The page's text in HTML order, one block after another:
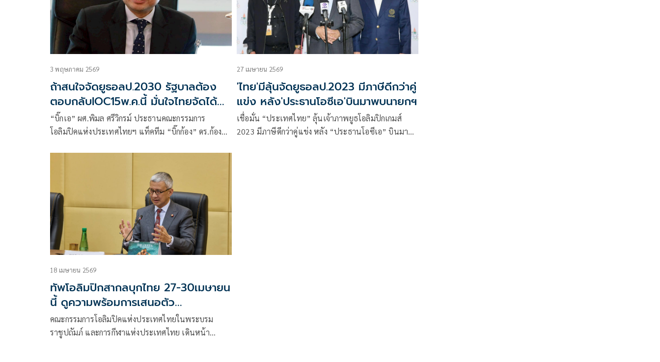
มากที่สุด โดยรัฐบาลให้เหตุผลว่า เงินค่าจัดที่ตั้งไว้
กว่า5,000ล้านบาท สูงเกินไป จนทำให้แฟนกีฬาชาวไทย
เสียดายโอกาสในครั้งนี้อย่างมากนั้น
3 พฤษภาคม 2569
ถ้าสนใจจัดยูธอลป.2030 รัฐบาลต้อง
ตอบกลับIOC15พ.ค.นี้ มั่นใจไทยจัดได้
กำไรคืน'หมื่นล้าน'
“บิ๊กเอ” ผศ.พิมล ศรีวิกรม์ ประธานคณะกรรมการ
โอลิมปิคแห่งประเทศไทยฯ แท็คทีม “บิ๊กก้อง” ดร.ก้อง
เพื่อเป็นเจ้าภาพ “ยูธโอลิมปิกเกมส์ 2030” โดย 2 ปีแรก
จ่ายเพียงหลัก 10 ล้านเพื่อเลี่ยงกระทบวิกฤติเศรษฐกิจ
ของประเทศในเวลานี้ พร้อมให้นักวิชาการวิเคราะห์ไทย
ได้คืนกลับมาระดับ “หมื่นล้าน” บวกได้การสร้างค่านิยม
ให้กับเด็กเยาวชนในเรื่องการเล่นกีฬา เผย ไทยสอบผ่าน
ได้ A หมดหลังการตรวจสนามและความพร้อม รอเพียง
รัฐบาลไฟเขียวโดยไอโอซีตีกรอบ 15 พ.ค.นี้
27 เมษายน 2569
'ไทย'มีลุ้นจัดยูธอลป.2023 มีภาษีดีกว่าคู่
แข่ง หลัง'ประธานโอซีเอ'บินมาพบนายกฯ
เชื่อมั่น “ประเทศไทย” ลุ้นเจ้าภาพยูธโอลิมปิกเกมส์
2023 มีภาษีดีกว่าคู่แข่ง หลัง “ประธานโอซีเอ” บินมา
18 เมษายน 2569
ทัพโอลิมปิกสากลบุกไทย 27-30เมษายน
นี้ ดูความพร้อมการเสนอตัว
จัด'ยูธอลป.2030'
คณะกรรมการโอลิมปิคแห่งประเทศไทยในพระบรม
ราชูปถัมภ์ และการกีฬาแห่งประเทศไทย เดินหน้า